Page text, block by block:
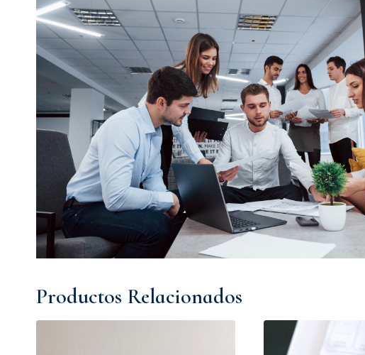
Productos Relacionados